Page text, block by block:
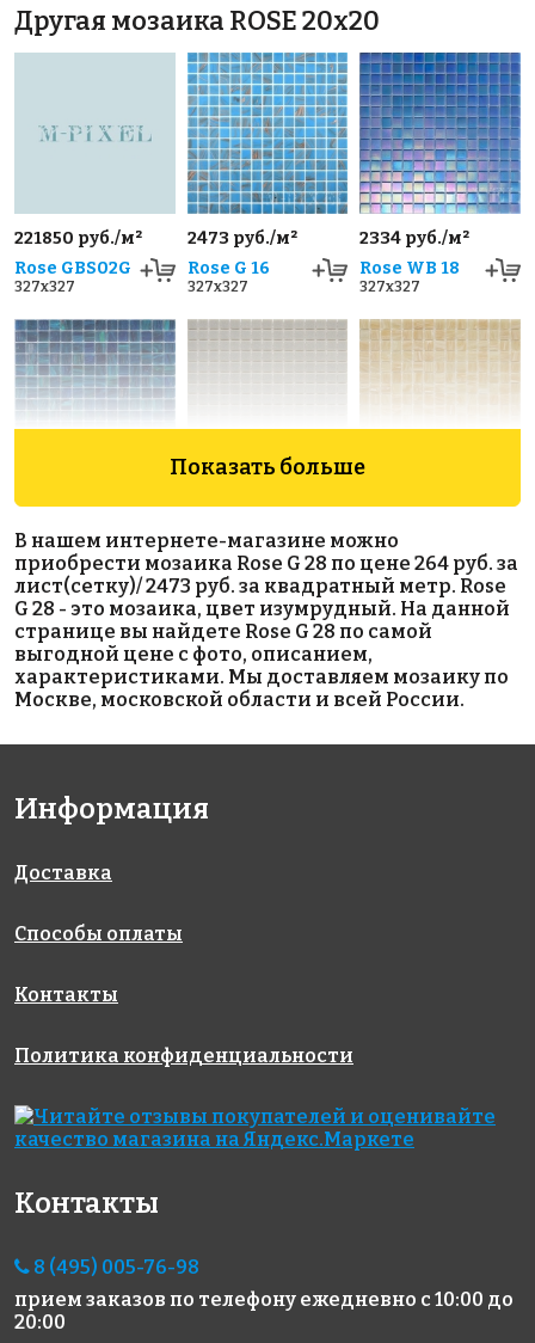
Другая мозаика ROSE 20x20
221850 руб./м²
Rose GBS02G
327x327
2473 руб./м²
Rose G 16
327x327
2334 руб./м²
Rose WB 18
327x327
5505 руб./м²
Rose GA
157(2)
327x327
1348 руб./м²
Rose A 107(2)
327x327
7033 руб./м²
Rose CA
33(2+)
327x327
3739 руб./м²
Rose WA 15
Rose G 24
4930 руб./м²
327x327
4388 руб./м²
2473 руб./м²
Показать больше
В нашем интернете-магазине можно
приобрести мозаика Rose G 28 по цене 264 руб. за
лист(сетку)/ 2473 руб. за квадратный метр. Rose
G 28 - это мозаика, цвет изумрудный. На данной
странице вы найдете Rose G 28 по самой
выгодной цене с фото, описанием,
характеристиками. Мы доставляем мозаику по
Москве, московской области и всей России.
Информация
Доставка
Способы оплаты
Контакты
Политика конфиденциальности
Контакты
8 (495) 005-76-98
прием заказов по телефону ежедневно с 10:00 до
20:00